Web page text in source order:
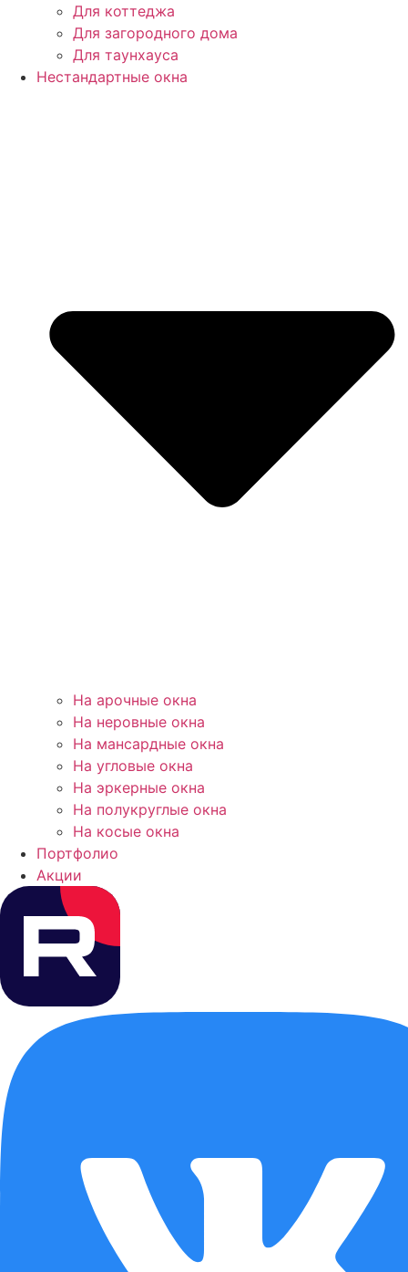
Для коттеджа
Для загородного дома
Для таунхауса
Нестандартные окна
На арочные окна
На неровные окна
На мансардные окна
На угловые окна
На эркерные окна
На полукруглые окна
На косые окна
Портфолио
Акции